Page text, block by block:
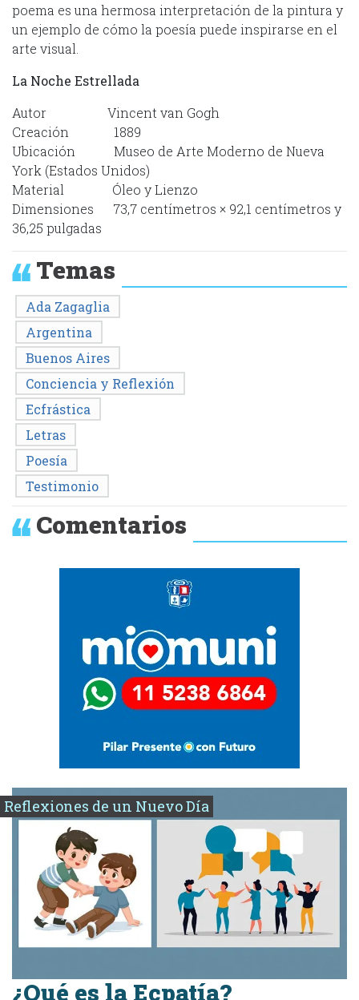
poema es una hermosa interpretación de la pintura y
un ejemplo de cómo la poesía puede inspirarse en el
arte visual.
La Noche Estrellada
Autor Vincent van Gogh
Creación 1889
Ubicación Museo de Arte Moderno de Nueva
York (Estados Unidos)
Material Óleo y Lienzo
Dimensiones 73,7 centímetros × 92,1 centímetros y
36,25 pulgadas
Temas
Ada Zagaglia
Argentina
Buenos Aires
Conciencia y Reflexión
Ecfrástica
Letras
Poesía
Testimonio
Comentarios
Reflexiones de un Nuevo Día
¿Qué es la Ecpatía?